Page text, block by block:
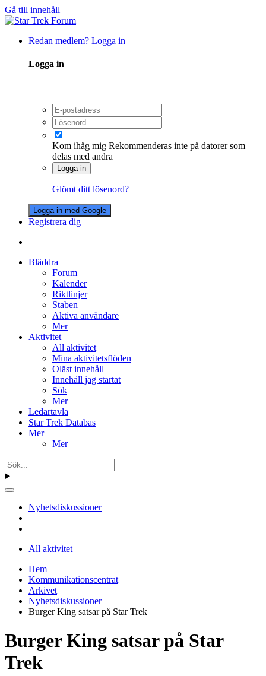
Gå till innehåll
Redan medlem? Logga in
Logga in
Kom ihåg mig Rekommenderas inte på datorer som
delas med andra
Logga in
Glömt ditt lösenord?
Logga in med Google
Registrera dig
Bläddra
Forum
Kalender
Riktlinjer
Staben
Aktiva användare
Mer
Aktivitet
All aktivitet
Mina aktivitetsflöden
Oläst innehåll
Innehåll jag startat
Sök
Mer
Ledartavla
Star Trek Databas
Mer
Mer
Nyhetsdiskussioner
All aktivitet
Hem
Kommunikationscentrat
Arkivet
Nyhetsdiskussioner
Burger King satsar på Star Trek
Burger King satsar på Star
Trek